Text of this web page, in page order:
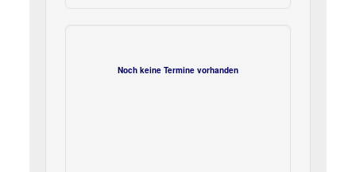
Noch keine Termine vorhanden